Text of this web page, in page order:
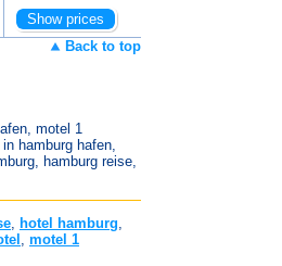
Show prices
Back to top
motel 1
hamburg hafen,
hamburg reise,
, hotel hamburg,
, motel 1